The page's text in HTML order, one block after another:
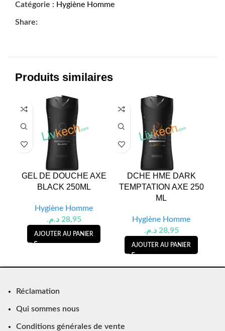
Catégorie : Hygiène Homme
Share:
Produits similaires
GEL DE DOUCHE AXE
BLACK 250ML
Hygiène Homme
28,95 د.م.
AJOUTER AU PANIER
DCHE HME DARK
TEMPTATION AXE 250
ML
Hygiène Homme
28,95 د.م.
AJOUTER AU PANIER
Réclamation
Qui sommes nous
Conditions générales de vente